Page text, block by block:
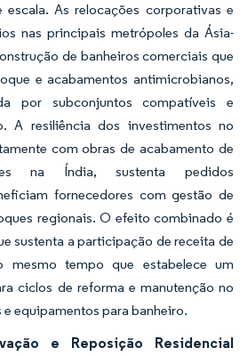
escala. As relocações corporativas e
nas principais metrópoles da Ásia-
de banheiros comerciais que
e acabamentos antimicrobianos,
por subconjuntos compatíveis e
A resiliência dos investimentos no
com obras de acabamento de
na Índia, sustenta pedidos
fornecedores com gestão de
regionais. O efeito combinado é
sustenta a participação de receita de
mesmo tempo que estabelece um
ciclos de reforma e manutenção no
equipamentos para banheiro.
e Reposição Residencial